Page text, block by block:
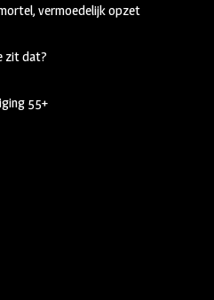
vermoedelijk opzet
zit dat?
55+